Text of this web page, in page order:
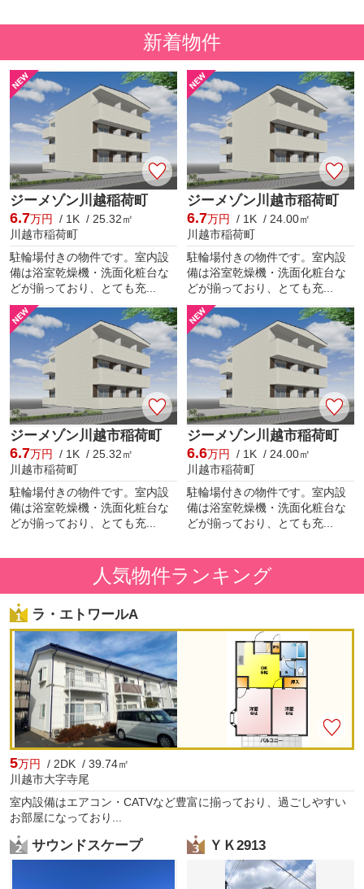
新着物件
ジーメゾン川越稲荷町
6.7万円 / 1K / 25.32㎡
川越市稲荷町
駐輪場付きの物件です。室内設
備は浴室乾燥機・洗面化粧台な
どが揃っており、とても充...
ジーメゾン川越市稲荷町
6.7万円 / 1K / 24.00㎡
川越市稲荷町
駐輪場付きの物件です。室内設
備は浴室乾燥機・洗面化粧台な
どが揃っており、とても充...
ジーメゾン川越市稲荷町
6.7万円
/ 1K / 25.32㎡
川越市稲荷町
駐輪場付きの物件です。室内設
備は浴室乾燥機・洗面化粧台な
どが揃っており、とても充...
ジーメゾン川越市稲荷町
6.6万円
/ 1K / 24.00㎡
川越市稲荷町
駐輪場付きの物件です。室内設
備は浴室乾燥機・洗面化粧台な
どが揃っており、とても充...
人気物件ランキング
ラ・エトワールA
5万円
/ 2DK / 39.74㎡
川越市大字寺尾
室内設備はエアコン・CATVなど豊富に揃っており、過ごしやすい
お部屋になっており...
サウンドスケープ ＹＫ2913